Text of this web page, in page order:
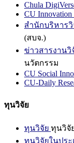
Chula
CU Innovation
สำนักบริหาร
(สบจ.)
ข่าวสารงาน
นวัตกรรม
CU Social
CU-Daily
ทุนวิจัย
ทุนวิจัย ทุนวิจั
ทุนวิจัยในประ